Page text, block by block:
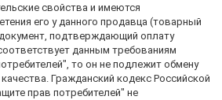
свойства и имеются
его у данного продавца (товарный
подтверждающий оплату
данным требованиям
то он не подлежит обмену
Гражданский кодекс Российской
прав потребителей" не